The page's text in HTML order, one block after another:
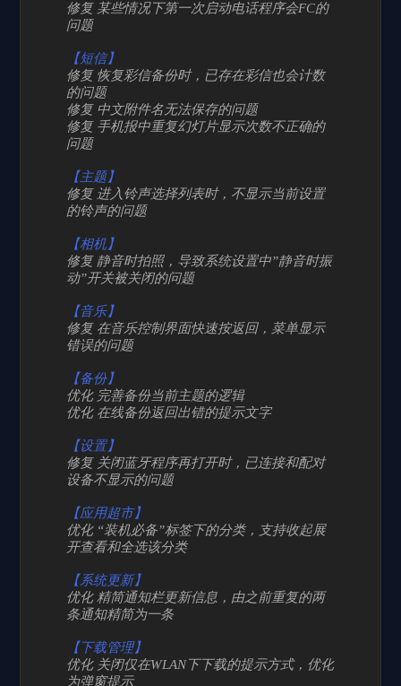
修复 某些情况下第一次启动电话程序会FC的
问题
【短信】
修复 恢复彩信备份时，已存在彩信也会计数
的问题
修复 中文附件名无法保存的问题
修复 手机报中重复幻灯片显示次数不正确的
问题
【主题】
修复 进入铃声选择列表时，不显示当前设置
的铃声的问题
【相机】
修复 静音时拍照，导致系统设置中”静音时振
动”开关被关闭的问题
【音乐】
修复 在音乐控制界面快速按返回，菜单显示
错误的问题
【备份】
优化 完善备份当前主题的逻辑
优化 在线备份返回出错的提示文字
【设置】
修复 关闭蓝牙程序再打开时，已连接和配对
设备不显示的问题
【应用超市】
优化 “装机必备”标签下的分类，支持收起展
开查看和全选该分类
【系统更新】
优化 精简通知栏更新信息，由之前重复的两
条通知精简为一条
【下载管理】
优化 关闭仅在WLAN下下载的提示方式，优化
为弹窗提示